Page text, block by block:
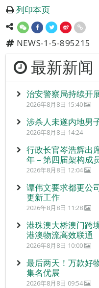
列印本页
NEWS-1-5-895215
最新新闻
治安警察局持续开
2026年8月8日 15:40
涉杀人未遂内地男
2026年8月8日 14:24
行政长官岑浩辉出
年 – 第四届架构成
2026年8月8日 12:04
谭伟文要求都更公
更新工作
2026年8月8日 11:28
港珠澳大桥澳门跨
港澳物流高效联通
2026年8月8日 10:00
最后两天！万款好
集名优展
2026年8月8日 09:54